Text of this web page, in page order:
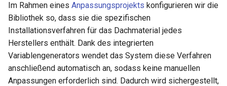
i
t
Im Rahmen eines Anpassungsprojekts konfigurieren wir die
Bibliothek so, dass sie die spezifischen
Installationsverfahren für das Dachmaterial jedes
Herstellers enthält. Dank des integrierten
Variablengenerators wendet das System diese Verfahren
anschließend automatisch an, sodass keine manuellen
Anpassungen erforderlich sind. Dadurch wird sichergestellt,